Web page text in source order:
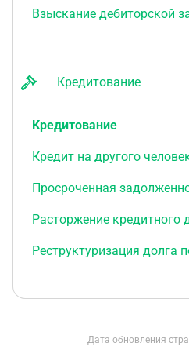
Взыскание дебиторской
Кредитование
Кредитование
Кредит на другого
Просроченная
Расторжение кредитного
Реструктуризация долга
Дата обновления